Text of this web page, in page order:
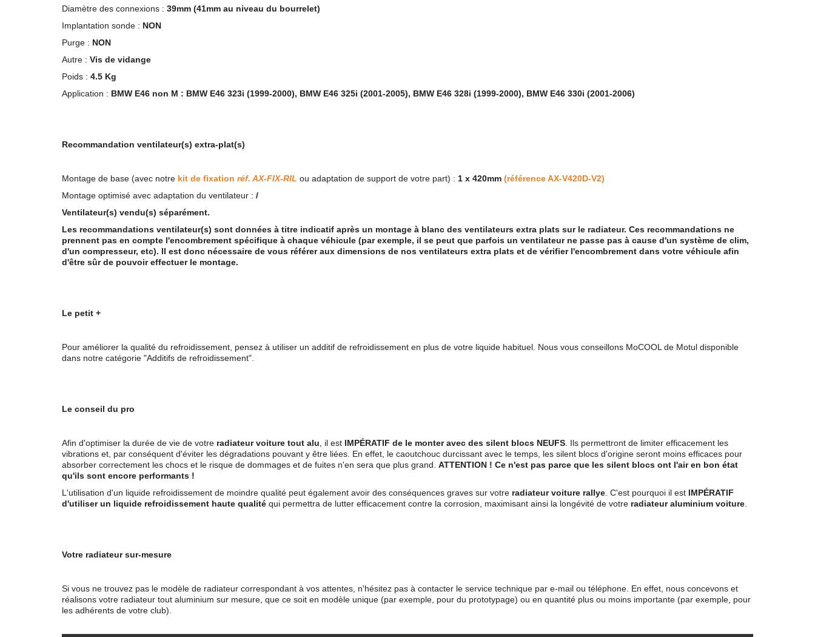
Diamètre des connexions : 39mm (41mm au niveau du bourrelet)
Implantation sonde : NON
Purge : NON
Autre : Vis de vidange
Poids : 4.5 Kg
Application : BMW E46 non M : BMW E46 323i (1999-2000), BMW E46 325i (2001-2005), BMW E46 328i (1999-2000), BMW E46 330i (2001-2006)
Recommandation ventilateur(s) extra-plat(s)
Montage de base (avec notre kit de fixation réf. AX-FIX-RIL ou adaptation de support de votre part) : 1 x 420mm (référence AX-V420D-V2)
Montage optimisé avec adaptation du ventilateur : /
Ventilateur(s) vendu(s) séparément.
Les recommandations ventilateur(s) sont données à titre indicatif après un montage à blanc des ventilateurs extra plats sur le radiateur. Ces recommandations ne
prennent pas en compte l'encombrement spécifique à chaque véhicule (par exemple, il se peut que parfois un ventilateur ne passe pas à cause d'un système de clim,
d'un compresseur, etc). Il est donc nécessaire de vous référer aux dimensions de nos ventilateurs extra plats et de vérifier l'encombrement dans votre véhicule afin
d'être sûr de pouvoir effectuer le montage.
Le petit +
Pour améliorer la qualité du refroidissement, pensez à utiliser un additif de refroidissement en plus de votre liquide habituel. Nous vous conseillons MoCOOL de Motul disponible
dans notre catégorie "Additifs de refroidissement".
Le conseil du pro
Afin d'optimiser la durée de vie de votre radiateur voiture tout alu, il est IMPÉRATIF de le monter avec des silent blocs NEUFS. Ils permettront de limiter efficacement les
vibrations et, par conséquent d'éviter les dégradations pouvant y être liées. En effet, le caoutchouc durcissant avec le temps, les silent blocs d'origine seront moins efficaces pour
absorber correctement les chocs et le risque de dommages et de fuites n'en sera que plus grand. ATTENTION ! Ce n'est pas parce que les silent blocs ont l'air en bon état
qu'ils sont encore performants !
L'utilisation d'un liquide refroidissement de moindre qualité peut également avoir des conséquences graves sur votre radiateur voiture rallye. C'est pourquoi il est IMPÉRATIF
d'utiliser un liquide refroidissement haute qualité qui permettra de lutter efficacement contre la corrosion, maximisant ainsi la longévité de votre radiateur aluminium voiture.
Votre radiateur sur-mesure
Si vous ne trouvez pas le modèle de radiateur correspondant à vos attentes, n'hésitez pas à contacter le service technique par e-mail ou téléphone. En effet, nous concevons et
réalisons votre radiateur tout aluminium sur mesure, que ce soit en modèle unique (par exemple, pour du prototypage) ou en quantité plus ou moins importante (par exemple, pour
les adhérents de votre club).